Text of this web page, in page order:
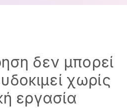
δεν μπορεί
χωρίς
εργασία